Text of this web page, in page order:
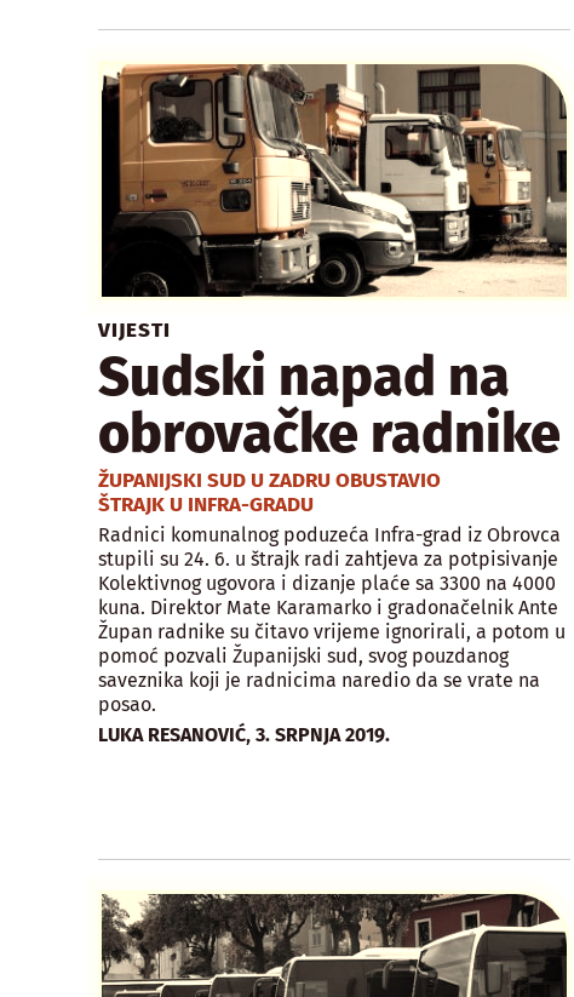
VIJESTI
Sudski napad na
obrovačke radnike
ŽUPANIJSKI SUD U ZADRU OBUSTAVIO
ŠTRAJK U INFRA-GRADU
Radnici komunalnog poduzeća Infra-grad iz Obrovca
stupili su 24. 6. u štrajk radi zahtjeva za potpisivanje
Kolektivnog ugovora i dizanje plaće sa 3300 na 4000
kuna. Direktor Mate Karamarko i gradonačelnik Ante
Župan radnike su čitavo vrijeme ignorirali, a potom u
pomoć pozvali Županijski sud, svog pouzdanog
saveznika koji je radnicima naredio da se vrate na
posao.
LUKA RESANOVIĆ, 3. SRPNJA 2019.